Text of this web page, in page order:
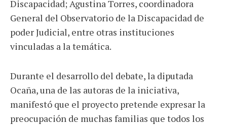
Discapacidad; Agustina Torres, coordinadora
General del Observatorio de la Discapacidad de
poder Judicial, entre otras instituciones
vinculadas a la temática.
Durante el desarrollo del debate, la diputada
Ocaña, una de las autoras de la iniciativa,
manifestó que el proyecto pretende expresar la
preocupación de muchas familias que todos los